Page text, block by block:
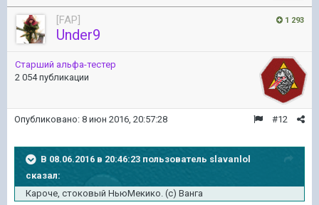
1 293
[FAP]
Under9
Старший альфа-тестер
2 054 публикации
#12
Опубликовано: 8 июн 2016, 20:57:28
В 08.06.2016 в 20:46:23 пользователь slavanlol
сказал:
Кароче, стоковый НьюМекико. (с) Ванга